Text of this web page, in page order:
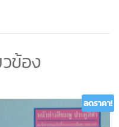
ข้อง
ลดราคา!